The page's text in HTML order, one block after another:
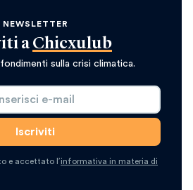
NEWSLETTER
a Chicxulub
sulla crisi climatica.
e accettato l’informativa in materia di